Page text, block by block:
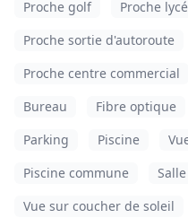
Proche golf
Proche
Proche sortie d'autoroute
Proche centre commercial
Bureau
Fibre optique
Parking
Piscine
Piscine commune
Vue sur coucher de soleil